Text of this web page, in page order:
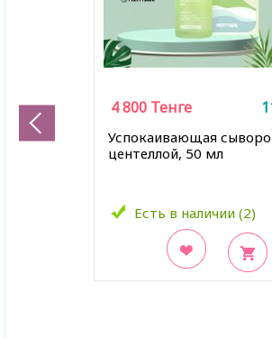
Успокаивающая
центеллой, 50 мл
Есть в наличии (2)
4 800 Тенге